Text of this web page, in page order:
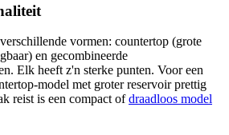
vormen: countertop (grote
en gecombineerde
Elk heeft z'n sterke punten. Voor een
model met groter reservoir prettig
reist is een compact ofdraadloos model